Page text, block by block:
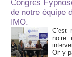
Congrès
de notre équipe
IMO.
C’est
notre
On y